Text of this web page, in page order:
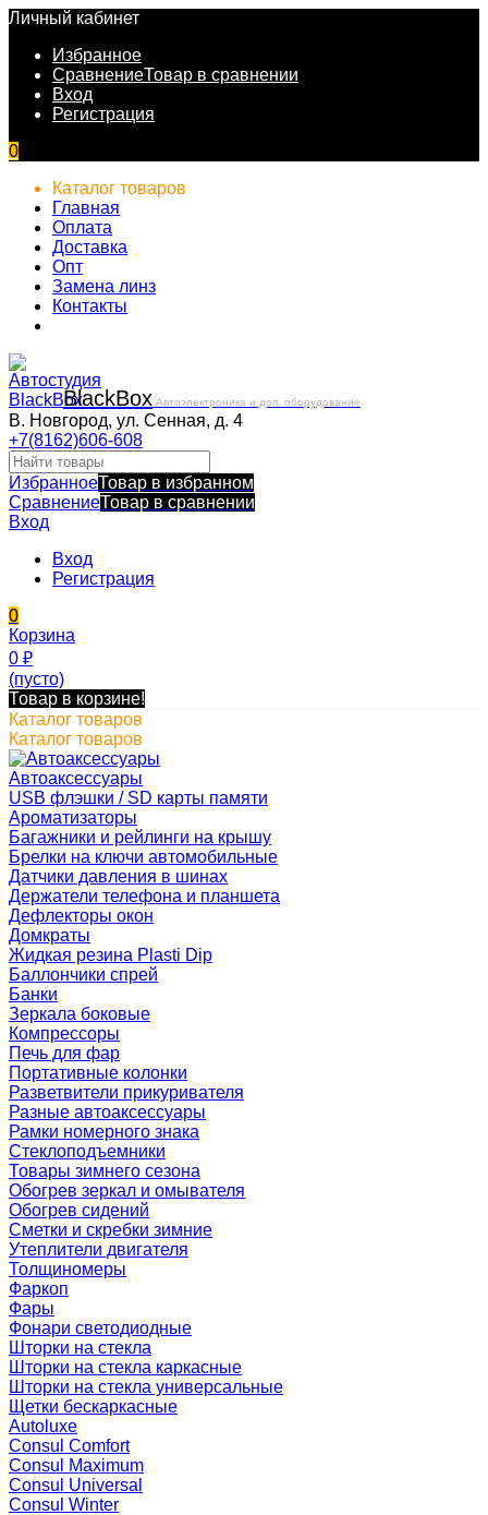
Личный кабинет
Избранное
СравнениеТовар в сравнении
Вход
Регистрация
0
Каталог товаров
Главная
Оплата
Доставка
Опт
Замена линз
Контакты
BlackBox Автоэлектроника и доп. оборудование
В. Новгород, ул. Сенная, д. 4
+7(8162)606-608
ИзбранноеТовар в избранном
СравнениеТовар в сравнении
Вход
Вход
Регистрация
0
Корзина
0 ₽
(пусто)
Товар в корзине!
Каталог товаров
Каталог товаров
Автоаксессуары
USB флэшки / SD карты памяти
Ароматизаторы
Багажники и рейлинги на крышу
Брелки на ключи автомобильные
Датчики давления в шинах
Держатели телефона и планшета
Дефлекторы окон
Домкраты
Жидкая резина Plasti Dip
Баллончики спрей
Банки
Зеркала боковые
Компрессоры
Печь для фар
Портативные колонки
Разветвители прикуривателя
Разные автоаксессуары
Рамки номерного знака
Стеклоподъемники
Товары зимнего сезона
Обогрев зеркал и омывателя
Обогрев сидений
Сметки и скребки зимние
Утеплители двигателя
Толщиномеры
Фаркоп
Фары
Фонари светодиодные
Шторки на стекла
Шторки на стекла каркасные
Шторки на стекла универсальные
Щетки бескаркасные
Autoluxe
Consul Comfort
Consul Maximum
Consul Universal
Consul Winter